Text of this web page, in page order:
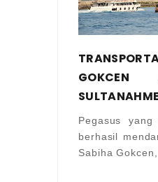
Pegasus
berhasil
Sabiha